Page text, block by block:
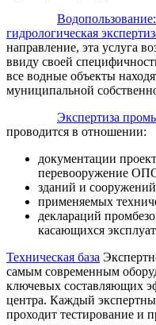
гидрологическая
направление, эта услуга
ввиду своей
все водные объекты
муниципальной
Экспертиза
проводится в отношении:
документации
перевооружение
зданий и
применяемых
деклараций
касающихся
Техническая база
самым современным
ключевых составляющих
центра. Каждый
проходит тестирование и